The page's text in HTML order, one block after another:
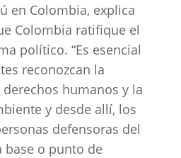
en Colombia, explica
Colombia ratifique el
político. “Es esencial
reconozcan la
humanos y la
y desde allí, los
defensoras del
base o punto de